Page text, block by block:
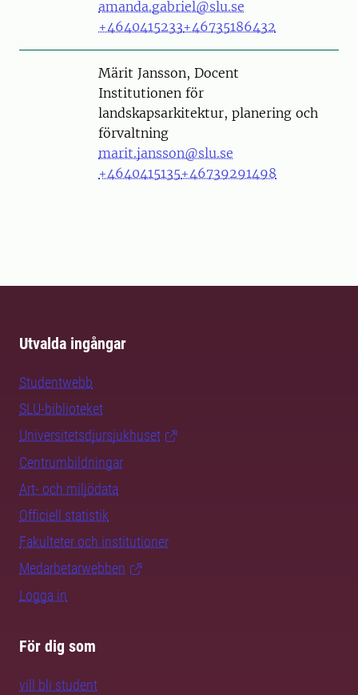
amanda.gabriel@slu.se
+4640415233+46735186432
PersonMärit Jansson, Docent
Institutionen för
landskapsarkitektur, planering och
förvaltning
marit.jansson@slu.se
+4640415135+46739291498
Utvalda ingångar
Studentwebb
SLU-biblioteket
Universitetsdjursjukhuset
Centrumbildningar
Art- och miljödata
Officiell statistik
Fakulteter och institutioner
Medarbetarwebben
Logga in
För dig som
vill bli student